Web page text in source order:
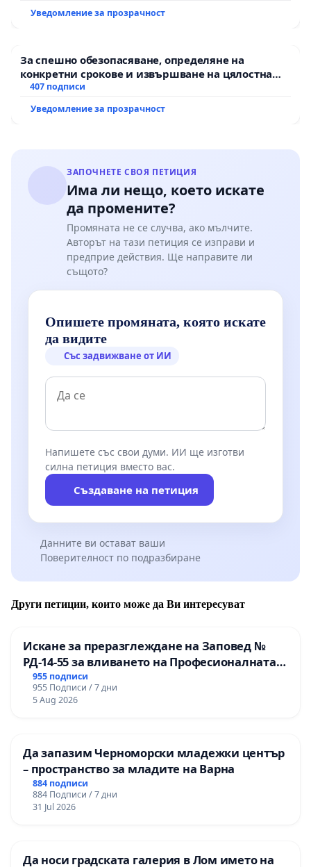
Уведомление за прозрачност
За спешно обезопасяване, определяне на
конкретни срокове и извършване на цялостна
рехабилитация на републиканския път между
Мирово - к.к. Момин проход
407 подписи
Уведомление за прозрачност
ЗАПОЧНЕТЕ СВОЯ ПЕТИЦИЯ
Има ли нещо, което искате
да промените?
Промяната не се случва, ако мълчите.
Авторът на тази петиция се изправи и
предприе действия. Ще направите ли
същото?
Опишете промяната, която искате
да видите
Със задвижване от ИИ
Напишете със свои думи. ИИ ще изготви
силна петиция вместо вас.
Създаване на петиция
Данните ви остават ваши
Поверителност по подразбиране
Други петиции, които може да Ви интересуват
Искане за преразглеждане на Заповед №
РД-14-55 за вливането на Професионалната
гимназия по промишлени технологии в
Професионалната гимназия по икономика и
мениджмънт – гр. Пазарджик
955 подписи
955 Подписи / 7 дни
5 Aug 2026
Да запазим Черноморски младежки център
– пространство за младите на Варна
884 подписи
884 Подписи / 7 дни
31 Jul 2026
Да носи градската галерия в Лом името на